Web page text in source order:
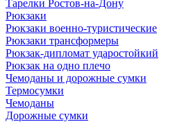
Тарелки Ростов-на-Дону
Рюкзаки
Рюкзаки военно-туристические
Рюкзаки трансформеры
Рюкзак-дипломат ударостойкий
Рюкзак на одно плечо
Чемоданы и дорожные сумки
Термосумки
Чемоданы
Дорожные сумки